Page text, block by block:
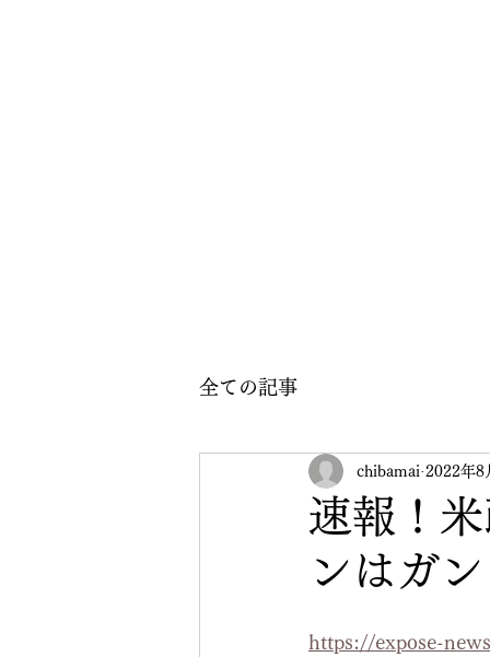
全ての記事
速報！
ンはガ
chibamai 2022年8
https://expose-